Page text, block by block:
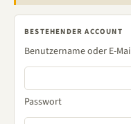
BESTEHENDER ACCOUNT
Benutzername oder E-
Passwort